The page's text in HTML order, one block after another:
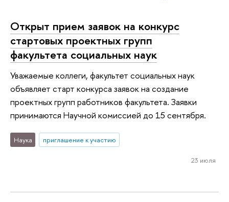
Открыт прием заявок на конкурс
стартовых проектных групп
факультета социальных наук
Уважаемые коллеги, факультет социальных наук
объявляет старт конкурса заявок на создание
проектных групп работников факультета. Заявки
принимаются Научной комиссией до 15 сентября.
Наука приглашение к участию
23 июля